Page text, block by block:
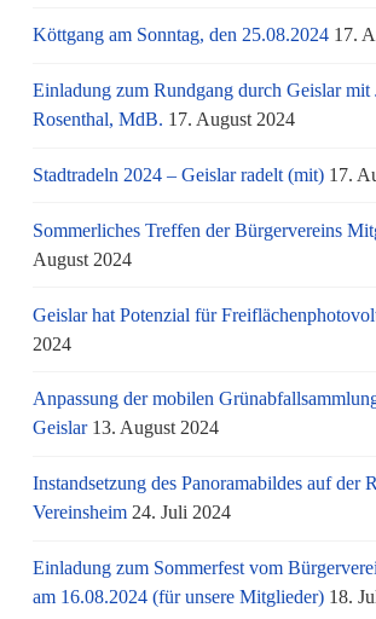
Köttgang am Sonntag, den 25.08.2024 17.
Einladung zum Rundgang durch Geislar mit
Rosenthal, MdB. 17. August 2024
Stadtradeln 2024 – Geislar radelt (mit) 17.
Sommerliches Treffen der Bürgervereins
August 2024
Geislar hat Potenzial für
2024
Anpassung der mobilen
Geislar 13. August 2024
Instandsetzung des Panoramabildes auf der
Vereinsheim 24. Juli 2024
Einladung zum Sommerfest vom
am 16.08.2024 (für unsere Mitglieder) 18.